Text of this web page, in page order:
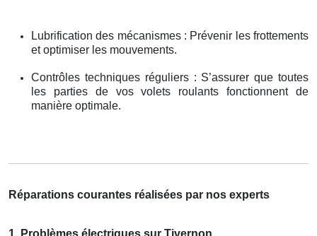
Lubrification des mécanismes : Prévenir les frottements
et optimiser les mouvements.
Contrôles techniques réguliers : S’assurer que toutes
les parties de vos volets roulants fonctionnent de
manière optimale.
Réparations courantes réalisées par nos experts
1. Problèmes électriques sur Tivernon